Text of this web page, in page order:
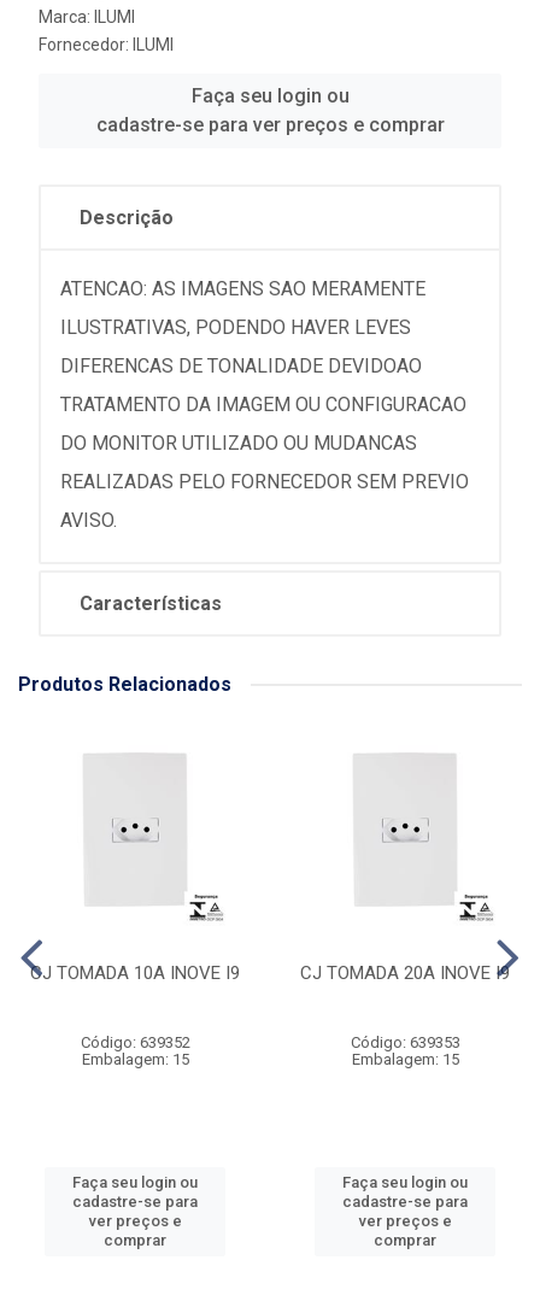
Marca:
ILUMI
Fornecedor:
ILUMI
Faça seu login ou
cadastre-se para ver preços e comprar
Descrição
ATENCAO: AS IMAGENS SAO MERAMENTE
ILUSTRATIVAS, PODENDO HAVER LEVES
DIFERENCAS DE TONALIDADE DEVIDOAO
TRATAMENTO DA IMAGEM OU CONFIGURACAO
DO MONITOR UTILIZADO OU MUDANCAS
REALIZADAS PELO FORNECEDOR SEM PREVIO
AVISO.
Características
Produtos Relacionados
CJ TOMADA 10A INOVE I9
Código: 639352
Embalagem: 15
Faça seu login ou
cadastre-se para
ver preços e
comprar
CJ TOMADA 20A INOVE I9
Código: 639353
Embalagem: 15
Faça seu login ou
cadastre-se para
ver preços e
comprar